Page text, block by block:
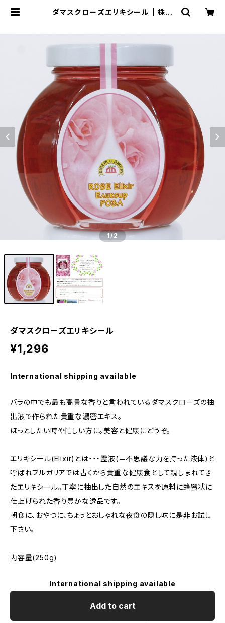
ダマスクローズエリキシール | 株式
1/2
ダマスクローズエリキシール
¥1,296
International shipping available
バラの中でも最も高貴な香りと言われているダマスクローズの抽
出液で作られた貴重な濃密エキス。
ほっとしたい時や忙しい方に。美容と健康にどうぞ。
エリキシール(Elixir)とは・・・霊液(＝不思議な力を持った液体)と
呼ばれブルガリアでは古くから貴重な健康食として親しまれてき
たエリキシール。丁寧に抽出した自然のエキスを原料に蜂蜜状に
仕上げられた香り豊かな逸品です。
朝食に、おやつに、ちょっとおしゃれな夜食の隠し味に是非お試し
下さい。
内容量(250g)
International shipping available
Add to cart